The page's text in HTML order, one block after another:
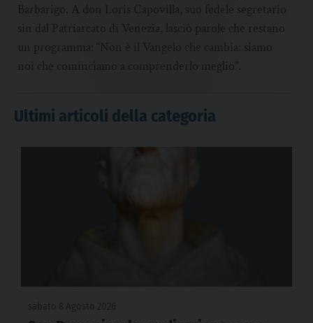
Barbarigo. A don Loris Capovilla, suo fedele segretario
sin dal Patriarcato di Venezia, lasciò parole che restano
un programma: “Non è il Vangelo che cambia: siamo
noi che cominciamo a comprenderlo meglio”.
Ultimi articoli della categoria